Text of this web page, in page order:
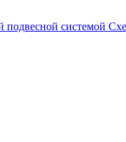
подвесной системой